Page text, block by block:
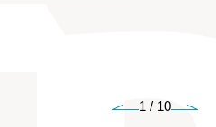
1 / 10